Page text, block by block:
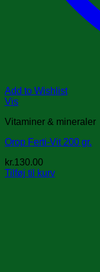
Add to Wishlist
Vis
Vitaminer & mineraler
Orop Ferti-Vit 200 gr.
kr.130.00
Tilføj til kurv